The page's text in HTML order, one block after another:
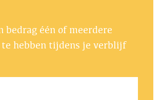
bedrag één of meerdere
te hebben tijdens je verblijf